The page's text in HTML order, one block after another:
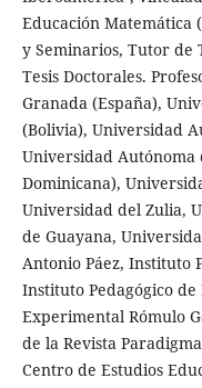
Educación Matemática
y Seminarios, Tutor de
Tesis Doctorales.
Granada (España),
(Bolivia), Universidad
Universidad Autónoma
Dominicana),
Universidad del Zulia,
de Guayana,
Antonio Páez, Instituto
Instituto Pedagógico
Experimental Rómulo
de la Revista
Centro de Estudios